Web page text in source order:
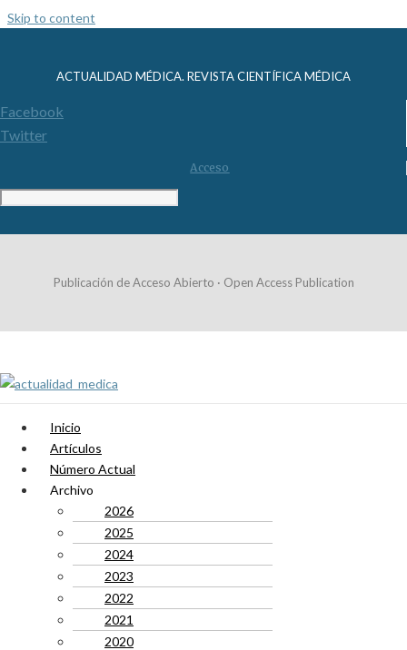
Skip to content
ACTUALIDAD MÉDICA. REVISTA CIENTÍFICA MÉDICA
Facebook
Twitter
Acceso
Publicación de Acceso Abierto · Open Access Publication
Inicio
Artículos
Número Actual
Archivo
2026
2025
2024
2023
2022
2021
2020